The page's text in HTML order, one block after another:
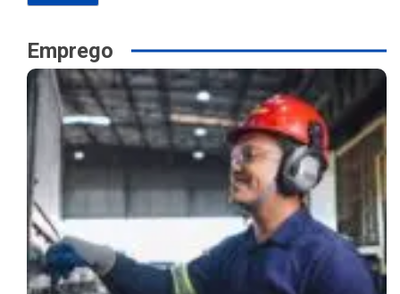
Emprego